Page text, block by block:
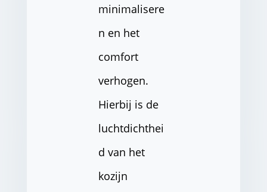
minimalisere
n en het
comfort
verhogen.
Hierbij is de
luchtdichthei
d van het
kozijn